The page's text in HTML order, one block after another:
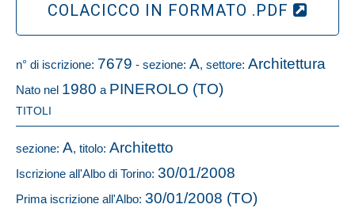
COLACICCO IN FORMATO .PDF
n° di iscrizione: 7679 - sezione: A, settore: Architettura
Nato nel 1980 a PINEROLO (TO)
TITOLI
sezione: A, titolo: Architetto
Iscrizione all'Albo di Torino: 30/01/2008
Prima iscrizione all'Albo: 30/01/2008 (TO)